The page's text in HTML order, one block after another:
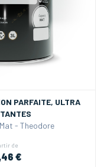
PARFAITE, ULTRA
- Theodore
de
€